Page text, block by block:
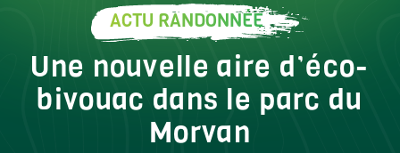
ACTU RANDONNÉE
Une nouvelle aire d’éco-
bivouac dans le parc du
Morvan